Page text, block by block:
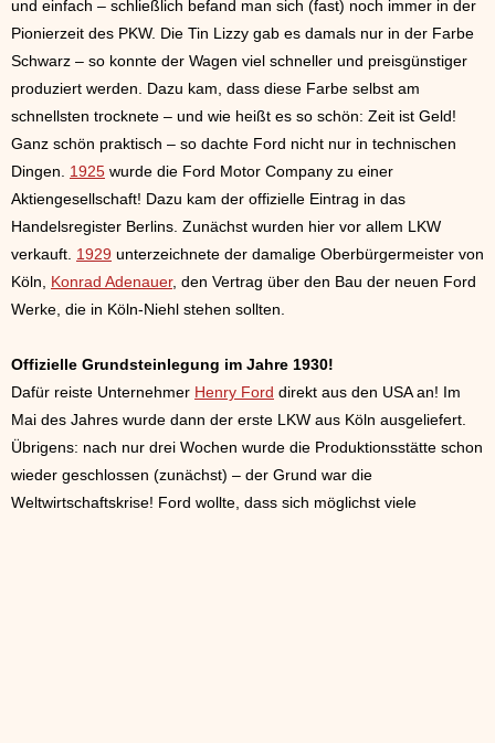
und einfach – schließlich befand man sich (fast) noch immer in der
Pionierzeit des PKW. Die Tin Lizzy gab es damals nur in der Farbe
Schwarz – so konnte der Wagen viel schneller und preisgünstiger
produziert werden. Dazu kam, dass diese Farbe selbst am
schnellsten trocknete – und wie heißt es so schön: Zeit ist Geld!
Ganz schön praktisch – so dachte Ford nicht nur in technischen
Dingen. 1925 wurde die Ford Motor Company zu einer
Aktiengesellschaft! Dazu kam der offizielle Eintrag in das
Handelsregister Berlins. Zunächst wurden hier vor allem LKW
verkauft. 1929 unterzeichnete der damalige Oberbürgermeister von
Köln, Konrad Adenauer, den Vertrag über den Bau der neuen Ford
Werke, die in Köln-Niehl stehen sollten.
Offizielle Grundsteinlegung im Jahre 1930!
Dafür reiste Unternehmer Henry Ford direkt aus den USA an! Im
Mai des Jahres wurde dann der erste LKW aus Köln ausgeliefert.
Übrigens: nach nur drei Wochen wurde die Produktionsstätte schon
wieder geschlossen (zunächst) – der Grund war die
Weltwirtschaftskrise! Ford wollte, dass sich möglichst viele